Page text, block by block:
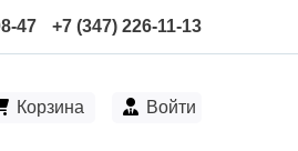
47 +7 (347) 226-11-13
Корзина Войти